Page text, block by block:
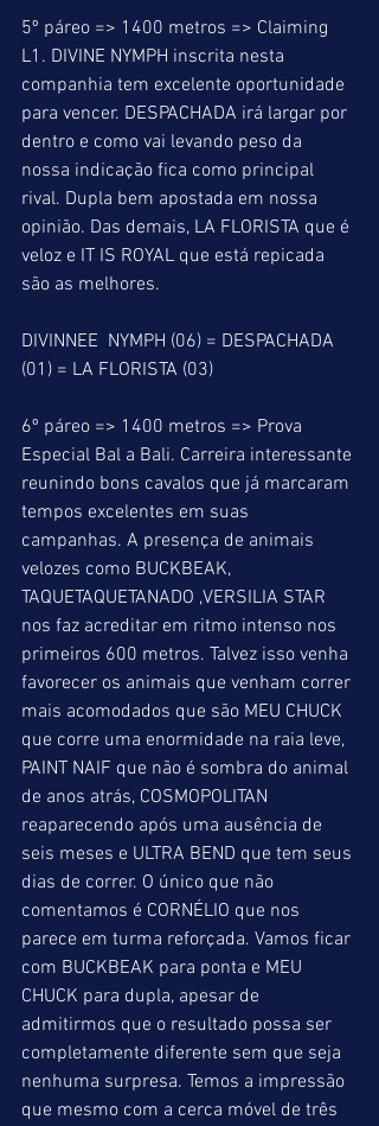
5º páreo => 1400 metros => Claiming
L1. DIVINE NYMPH inscrita nesta
companhia tem excelente oportunidade
para vencer. DESPACHADA irá largar por
dentro e como vai levando peso da
nossa indicação fica como principal
rival. Dupla bem apostada em nossa
opinião. Das demais, LA FLORISTA que é
veloz e IT IS ROYAL que está repicada
são as melhores.
DIVINNEE  NYMPH (06) = DESPACHADA
(01) = LA FLORISTA (03)
6º páreo => 1400 metros => Prova
Especial Bal a Bali. Carreira interessante
reunindo bons cavalos que já marcaram
tempos excelentes em suas
campanhas. A presença de animais
velozes como BUCKBEAK,
TAQUETAQUETANADO ,VERSILIA STAR
nos faz acreditar em ritmo intenso nos
primeiros 600 metros. Talvez isso venha
favorecer os animais que venham correr
mais acomodados que são MEU CHUCK
que corre uma enormidade na raia leve,
PAINT NAIF que não é sombra do animal
de anos atrás, COSMOPOLITAN
reaparecendo após uma ausência de
seis meses e ULTRA BEND que tem seus
dias de correr. O único que não
comentamos é CORNÉLIO que nos
parece em turma reforçada. Vamos ficar
com BUCKBEAK para ponta e MEU
CHUCK para dupla, apesar de
admitirmos que o resultado possa ser
completamente diferente sem que seja
nenhuma surpresa. Temos a impressão
que mesmo com a cerca móvel de três